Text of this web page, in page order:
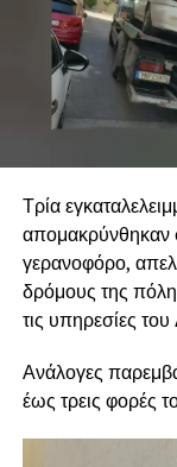
Τρία
απομακρύνθηκαν
γερανοφόρο,
δρόμους της
τις υπηρεσίες
Ανάλογες
έως τρεις φορές